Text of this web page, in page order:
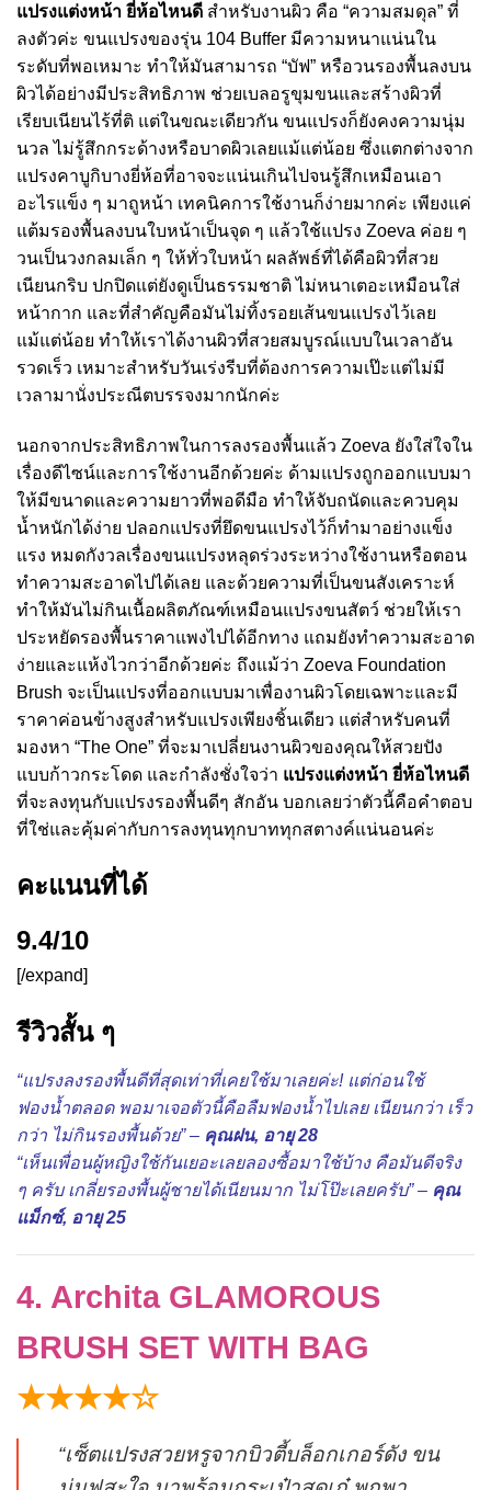
แปรงแต่งหน้า ยี่ห้อไหนดี สำหรับงานผิว คือ “ความสมดุล” ที่
ลงตัวค่ะ ขนแปรงของรุ่น 104 Buffer มีความหนาแน่นใน
ระดับที่พอเหมาะ ทำให้มันสามารถ “บัฟ” หรือวนรองพื้นลงบน
ผิวได้อย่างมีประสิทธิภาพ ช่วยเบลอรูขุมขนและสร้างผิวที่
เรียบเนียนไร้ที่ติ แต่ในขณะเดียวกัน ขนแปรงก็ยังคงความนุ่ม
นวล ไม่รู้สึกกระด้างหรือบาดผิวเลยแม้แต่น้อย ซึ่งแตกต่างจาก
แปรงคาบูกิบางยี่ห้อที่อาจจะแน่นเกินไปจนรู้สึกเหมือนเอา
อะไรแข็ง ๆ มาถูหน้า เทคนิคการใช้งานก็ง่ายมากค่ะ เพียงแค่
แต้มรองพื้นลงบนใบหน้าเป็นจุด ๆ แล้วใช้แปรง Zoeva ค่อย ๆ
วนเป็นวงกลมเล็ก ๆ ให้ทั่วใบหน้า ผลลัพธ์ที่ได้คือผิวที่สวย
เนียนกริบ ปกปิดแต่ยังดูเป็นธรรมชาติ ไม่หนาเตอะเหมือนใส่
หน้ากาก และที่สำคัญคือมันไม่ทิ้งรอยเส้นขนแปรงไว้เลย
แม้แต่น้อย ทำให้เราได้งานผิวที่สวยสมบูรณ์แบบในเวลาอัน
รวดเร็ว เหมาะสำหรับวันเร่งรีบที่ต้องการความเป๊ะแต่ไม่มี
เวลามานั่งประณีตบรรจงมากนักค่ะ
นอกจากประสิทธิภาพในการลงรองพื้นแล้ว Zoeva ยังใส่ใจใน
เรื่องดีไซน์และการใช้งานอีกด้วยค่ะ ด้ามแปรงถูกออกแบบมา
ให้มีขนาดและความยาวที่พอดีมือ ทำให้จับถนัดและควบคุม
น้ำหนักได้ง่าย ปลอกแปรงที่ยึดขนแปรงไว้ก็ทำมาอย่างแข็ง
แรง หมดกังวลเรื่องขนแปรงหลุดร่วงระหว่างใช้งานหรือตอน
ทำความสะอาดไปได้เลย และด้วยความที่เป็นขนสังเคราะห์
ทำให้มันไม่กินเนื้อผลิตภัณฑ์เหมือนแปรงขนสัตว์ ช่วยให้เรา
ประหยัดรองพื้นราคาแพงไปได้อีกทาง แถมยังทำความสะอาด
ง่ายและแห้งไวกว่าอีกด้วยค่ะ ถึงแม้ว่า Zoeva Foundation
Brush จะเป็นแปรงที่ออกแบบมาเพื่องานผิวโดยเฉพาะและมี
ราคาค่อนข้างสูงสำหรับแปรงเพียงชิ้นเดียว แต่สำหรับคนที่
มองหา “The One” ที่จะมาเปลี่ยนงานผิวของคุณให้สวยปัง
แบบก้าวกระโดด และกำลังชั่งใจว่า แปรงแต่งหน้า ยี่ห้อไหนดี
ที่จะลงทุนกับแปรงรองพื้นดีๆ สักอัน บอกเลยว่าตัวนี้คือคำตอบ
ที่ใช่และคุ้มค่ากับการลงทุนทุกบาททุกสตางค์แน่นอนค่ะ
คะแนนที่ได้
9.4/10
[/expand]
รีวิวสั้น ๆ
“แปรงลงรองพื้นดีที่สุดเท่าที่เคยใช้มาเลยค่ะ! แต่ก่อนใช้
ฟองน้ำตลอด พอมาเจอตัวนี้คือลืมฟองน้ำไปเลย เนียนกว่า เร็ว
กว่า ไม่กินรองพื้นด้วย” – คุณฝน, อายุ 28
“เห็นเพื่อนผู้หญิงใช้กันเยอะเลยลองซื้อมาใช้บ้าง คือมันดีจริง
ๆ ครับ เกลี่ยรองพื้นผู้ชายได้เนียนมาก ไม่โป๊ะเลยครับ” – คุณ
แม็กซ์, อายุ 25
4. Archita GLAMOROUS
BRUSH SET WITH BAG
★★★★☆
“เซ็ตแปรงสวยหรูจากบิวตี้บล็อกเกอร์ดัง ขน